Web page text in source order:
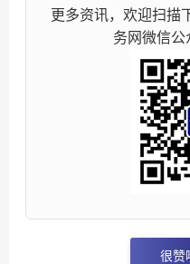
更多资讯，欢迎扫描
务网微信公
很赞